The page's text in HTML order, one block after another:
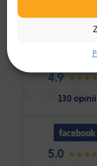
Zaufało
4.9
130 opinii
5.0